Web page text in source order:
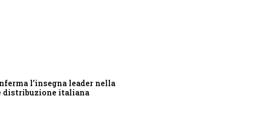
l’insegna leader nella
distribuzione italiana